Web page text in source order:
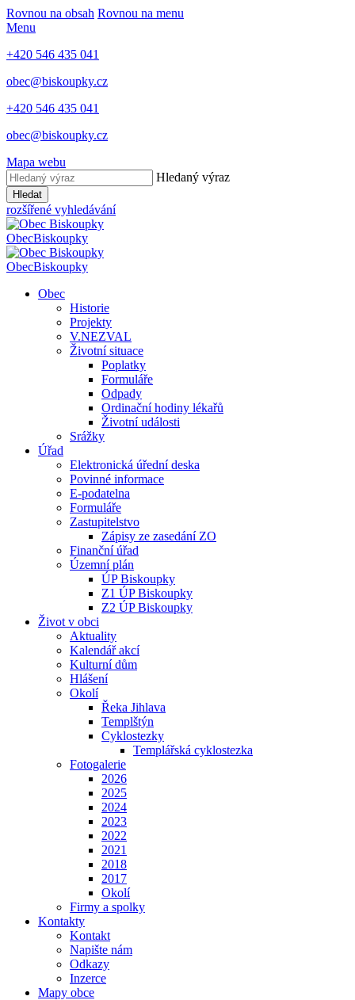
Rovnou na obsah Rovnou na menu
Menu
+420 546 435 041
obec@biskoupky.cz
+420 546 435 041
obec@biskoupky.cz
Mapa webu
Hledaný výraz
Hledat
rozšířené vyhledávání
ObecBiskoupky
ObecBiskoupky
Obec
Historie
Projekty
V.NEZVAL
Životní situace
Poplatky
Formuláře
Odpady
Ordinační hodiny lékařů
Životní události
Srážky
Úřad
Elektronická úřední deska
Povinné informace
E-podatelna
Formuláře
Zastupitelstvo
Zápisy ze zasedání ZO
Finanční úřad
Územní plán
ÚP Biskoupky
Z1 ÚP Biskoupky
Z2 ÚP Biskoupky
Život v obci
Aktuality
Kalendář akcí
Kulturní dům
Hlášení
Okolí
Řeka Jihlava
Templštýn
Cyklostezky
Templářská cyklostezka
Fotogalerie
2026
2025
2024
2023
2022
2021
2018
2017
Okolí
Firmy a spolky
Kontakty
Kontakt
Napište nám
Odkazy
Inzerce
Mapy obce